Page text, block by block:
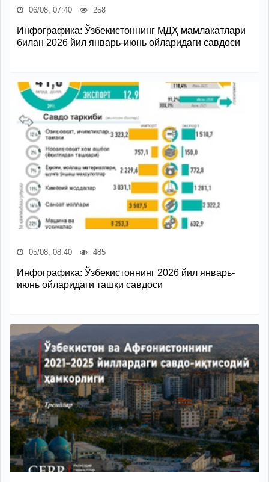
06/08, 07:40 258
Инфографика: Ўзбекистоннинг МДҲ мамлакатлари
билан 2026 йил январь-июнь ойларидаги савдоси
05/08, 08:40 485
Инфографика: Ўзбекистоннинг 2026 йил январь-
июнь ойларидаги ташқи савдоси